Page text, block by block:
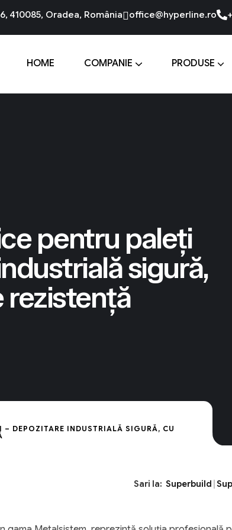
410085, Oradea, România office@hyperline.ro
HOME COMPANIE PRODUSE
pentru paleți
sigură,
rezistență
– DEPOZITARE INDUSTRIALĂ SIGURĂ, CU
Sari la: Superbuild